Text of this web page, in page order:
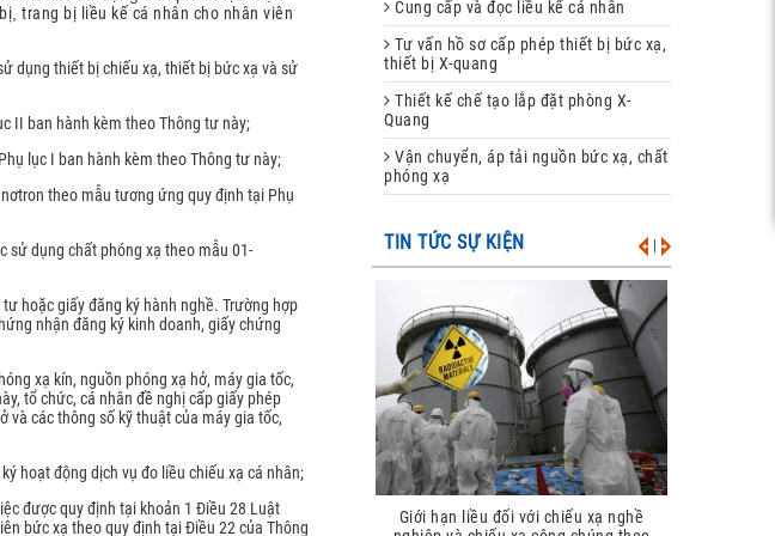
trang bị liều kế cá nhân cho nhân viên
dụng thiết bị chiếu xạ, thiết bị bức xạ và sử
II ban hành kèm theo Thông tư này;
lục I ban hành kèm theo Thông tư này;
theo mẫu tương ứng quy định tại Phụ
sử dụng chất phóng xạ theo mẫu 01-
hoặc giấy đăng ký hành nghề. Trường hợp
nhận đăng ký kinh doanh, giấy chứng
xạ kín, nguồn phóng xạ hở, máy gia tốc,
tổ chức, cá nhân đề nghị cấp giấy phép
và các thông số kỹ thuật của máy gia tốc,
hoạt động dịch vụ đo liều chiếu xạ cá nhân;
được quy định tại khoản 1 Điều 28 Luật
bức xạ theo quy định tại Điều 22 của Thông
Cung cấp và đọc liều kế cá nhân
Tư vấn hồ sơ cấp phép thiết bị bức xạ,
thiết bị X-quang
Thiết kế chế tạo lắp đặt phòng X-
Quang
Vận chuyển, áp tải nguồn bức xạ, chất
phóng xạ
TIN TỨC SỰ KIỆN
Giới hạn liều đối với chiếu xạ nghề